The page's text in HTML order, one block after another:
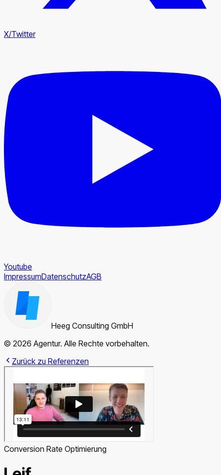
X/Twitter
Youtube
ImpressumDatenschutzAGB
Heeg Consulting GmbH
© 2026 Agentur. Alle Rechte vorbehalten.
Zurück zu Referenzen
Conversion Rate Optimierung